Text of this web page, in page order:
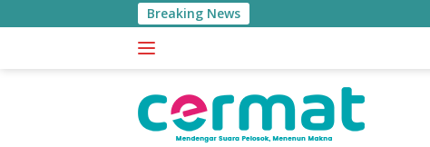
ke
Breaking News